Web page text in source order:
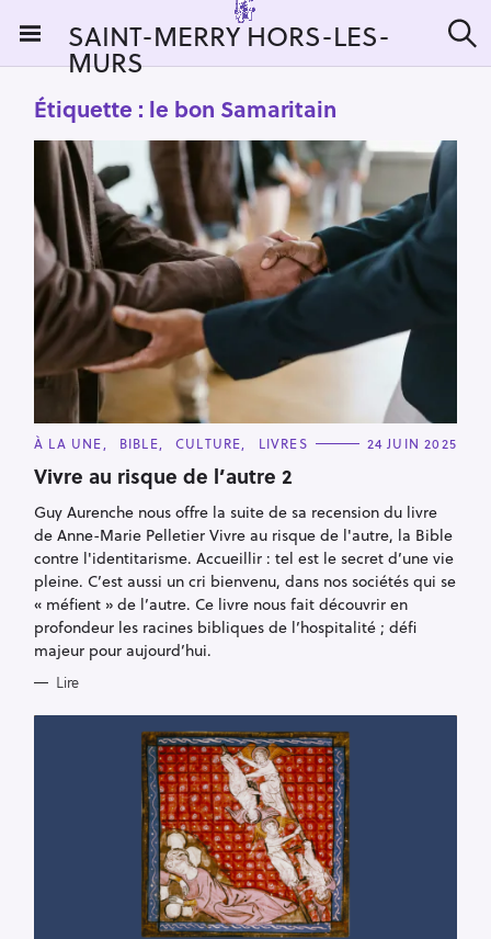
i
SAINT-MERRY HORS-LES-
MURS e
Étiquette : le bon Samaritain
C
T
E
O
R
I
E
S
À LA UNE BIBLE CULTURE LIVRES 24 JUIN 2025
Vivre au risque de l’autre 2
Guy Aurenche nous offre la suite de sa recension du livre
de Anne-Marie Pelletier Vivre au risque de l'autre, la Bible
contre l'identitarisme. Accueillir : tel est le secret d’une vie
pleine. C’est aussi un cri bienvenu, dans nos sociétés qui se
« méfient » de l’autre. Ce livre nous fait découvrir en
profondeur les racines bibliques de l’hospitalité ; défi
majeur pour aujourd’hui.
Lire